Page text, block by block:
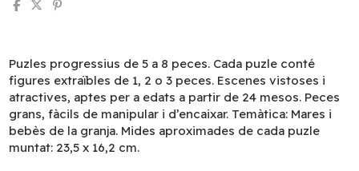
Puzles progressius de 5 a 8 peces. Cada puzle conté
figures extraïbles de 1, 2 o 3 peces. Escenes vistoses i
atractives, aptes per a edats a partir de 24 mesos. Peces
grans, fàcils de manipular i d’encaixar. Temàtica: Mares i
bebès de la granja. Mides aproximades de cada puzle
muntat: 23,5 x 16,2 cm.